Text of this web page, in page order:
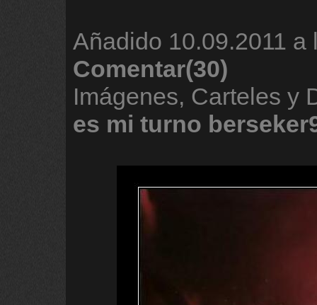
Añadido 10.09.2011 a
Comentar(30)
Imágenes, Carteles y
es mi turno